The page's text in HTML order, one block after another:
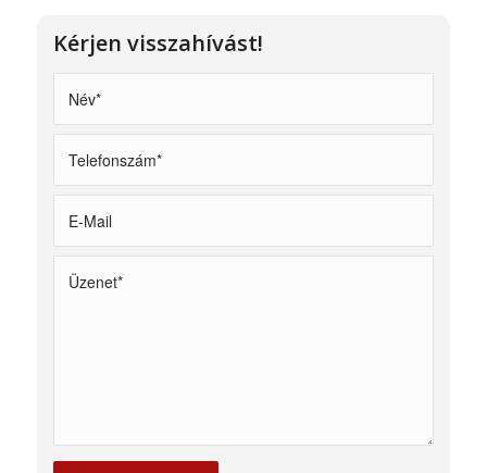
Kérjen visszahívást!